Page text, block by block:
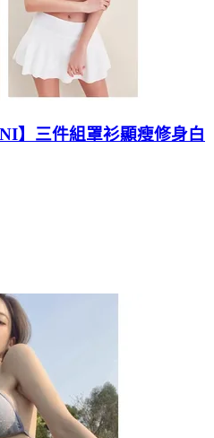
】三件組罩衫顯瘦修身白